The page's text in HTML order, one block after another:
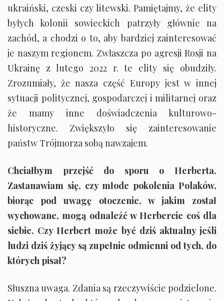
ukraiński, czeski czy litewski. Pamiętajmy, że elity
byłych kolonii sowieckich patrzyły głównie na
zachód, a chodzi o to, aby bardziej zainteresować
je naszym regionem. Zwłaszcza po agresji Rosji na
Ukrainę z lutego 2022 r. te elity się obudziły.
Zrozumiały, że nasza część Europy jest w innej
sytuacji politycznej, gospodarczej i militarnej oraz
że mamy inne doświadczenia kulturowo-
historyczne. Zwiększyło się zainteresowanie
państw Trójmorza sobą nawzajem.
Chciałbym przejść do sporu o Herberta.
Zastanawiam się, czy młode pokolenia Polaków,
biorąc pod uwagę otoczenie, w jakim został
wychowane, mogą odnaleźć w Herbercie coś dla
siebie. Czy Herbert może być dziś aktualny jeśli
ludzi dziś żyjący są zupełnie odmienni od tych, do
których pisał?
Słuszna uwaga. Zdania są rzeczywiście podzielone.